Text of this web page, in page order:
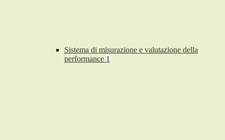
Sistema di misurazione e valutazione della
performance 1